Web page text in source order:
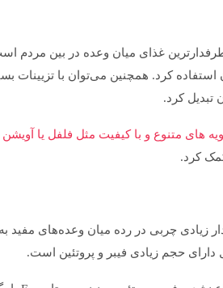
غذای میان وعده در بین مردم
استفاده کرد. همچنین می‌توان با تزیینات
کرد.
های متنوع و با کیفیت مثل فلفل یا آویشن
کرد.
زیادی چربی در رده میان وعده‌های
حجم زیادی فیبر و پروتئین است.